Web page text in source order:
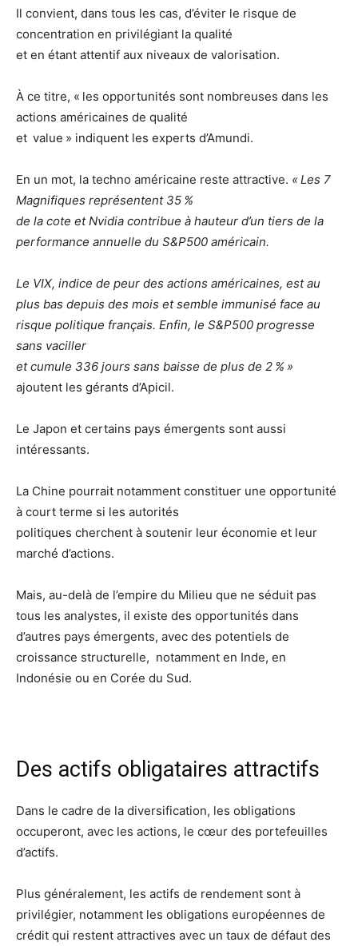
Il convient, dans tous les cas, d’éviter le risque de
concentration en privilégiant la qualité
et en étant attentif aux niveaux de valorisation.
À ce titre, « les opportunités sont nombreuses dans les
actions américaines de qualité
et value » indiquent les experts d’Amundi.
En un mot, la techno américaine reste attractive. « Les 7
Magnifiques représentent 35 %
de la cote et Nvidia contribue à hauteur d’un tiers de la
performance annuelle du S&P500 américain.
Le VIX, indice de peur des actions américaines, est au
plus bas depuis des mois et semble immunisé face au
risque politique français. Enfin, le S&P500 progresse
sans vaciller
et cumule 336 jours sans baisse de plus de 2 % »
ajoutent les gérants d’Apicil.
Le Japon et certains pays émergents sont aussi
intéressants.
La Chine pourrait notamment constituer une opportunité
à court terme si les autorités
politiques cherchent à soutenir leur économie et leur
marché d’actions.
Mais, au-delà de l’empire du Milieu que ne séduit pas
tous les analystes, il existe des opportunités dans
d’autres pays émergents, avec des potentiels de
croissance structurelle, notamment en Inde, en
Indonésie ou en Corée du Sud.
Des actifs obligataires attractifs
Dans le cadre de la diversification, les obligations
occuperont, avec les actions, le cœur des portefeuilles
d’actifs.
Plus généralement, les actifs de rendement sont à
privilégier, notamment les obligations européennes de
crédit qui restent attractives avec un taux de défaut des